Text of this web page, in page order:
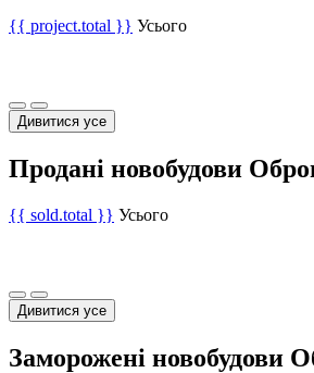
{{ project.total }} Усього
Дивитися усе
Продані новобудови
{{ sold.total }} Усього
Дивитися усе
Заморожені новобудови